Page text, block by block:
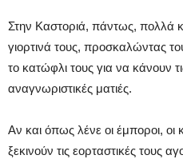
Στην Καστοριά, πάντως, πολλά
γιορτινά τους, προσκαλώντας
το κατώφλι τους για να κάνουν
αναγνωριστικές ματιές.
Αν και όπως λένε οι έμποροι, οι
ξεκινούν τις εορταστικές τους